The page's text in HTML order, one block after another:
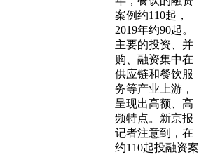
案例约110起，
2019年约90起。
主要的投资、并
购、融资集中在
供应链和餐饮服
务等产业上游，
呈现出高额、高
频特点。新京报
记者注意到，在
约110起投融资案